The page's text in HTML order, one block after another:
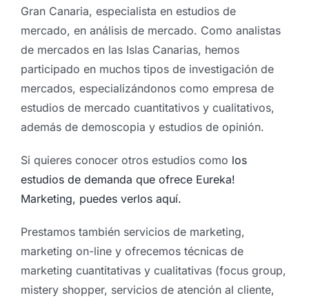
Gran Canaria, especialista en estudios de
mercado, en análisis de mercado. Como analistas
de mercados en las Islas Canarias, hemos
participado en muchos tipos de investigación de
mercados, especializándonos como empresa de
estudios de mercado cuantitativos y cualitativos,
además de demoscopia y estudios de opinión.
Si quieres conocer otros estudios como los
estudios de demanda que ofrece Eureka!
Marketing, puedes verlos aquí.
Prestamos también servicios de marketing,
marketing on-line y ofrecemos técnicas de
marketing cuantitativas y cualitativas (focus group,
mistery shopper, servicios de atención al cliente,